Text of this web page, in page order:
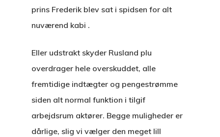
prins Frederik blev sat i spidsen for alt
nuværend kabi .
Eller udstrakt skyder Rusland plu
overdrager hele overskuddet, alle
fremtidige indtægter og pengestrømme
siden alt normal funktion i tilgif
arbejdsrum aktører. Begge muligheder er
dårlige, slig vi vælger den meget lill